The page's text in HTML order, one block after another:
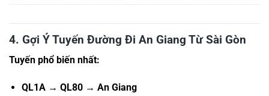
4. Gợi Ý Tuyến Đường Đi An Giang Từ Sài Gòn
Tuyến phổ biến nhất:
QL1A → QL80 → An Giang